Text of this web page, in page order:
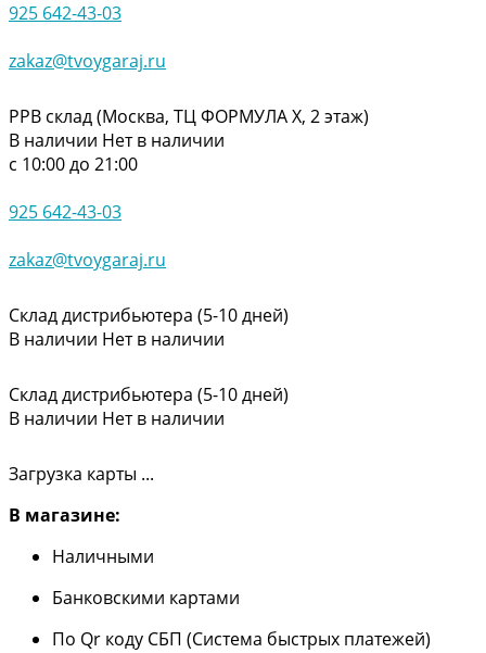
925 642-43-03
zakaz@tvoygaraj.ru
РРВ склад (Москва, ТЦ ФОРМУЛА Х, 2 этаж)
В наличии Нет в наличии
с 10:00 до 21:00
925 642-43-03
zakaz@tvoygaraj.ru
Склад дистрибьютера (5-10 дней)
В наличии Нет в наличии
Склад дистрибьютера (5-10 дней)
В наличии Нет в наличии
Загрузка карты ...
В магазине:
Наличными
Банковскими картами
По Qr коду СБП (Система быстрых платежей)